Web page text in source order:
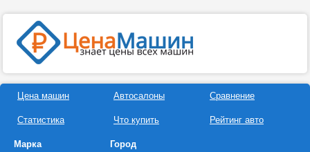
Цена машин
Статистика
Автосалоны
Что купить
Сравнение
Рейтинг авто
Марка Город